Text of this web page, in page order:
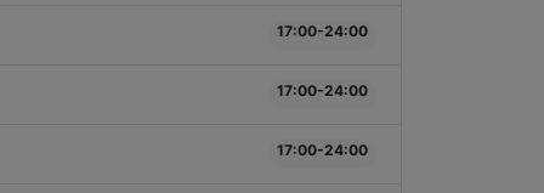
17:00-24:00
17:00-24:00
17:00-24:00